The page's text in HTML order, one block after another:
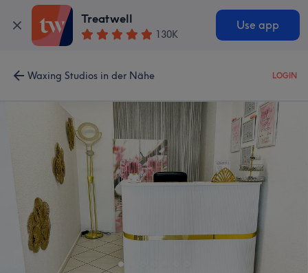
Treatwell
130K
Use app
Waxing Studios in der Nähe LOGIN